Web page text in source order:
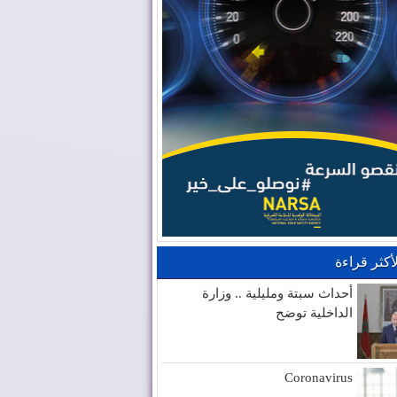
قراءة
أحداث سبتة ومليلية .. وزارة
الداخلية توضح
Coronavirus